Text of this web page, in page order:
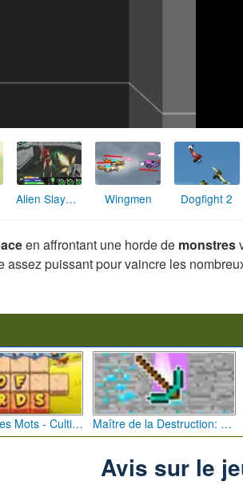
Alien Slayer 3D Wingmen Dogfight 2
en affrontant une horde de monstres
puissant pour vaincre les
La Ferme des Mots - Cultivez votre Vocabulaire Maître de la Destruction: Fusion de Pioches
Avis sur le